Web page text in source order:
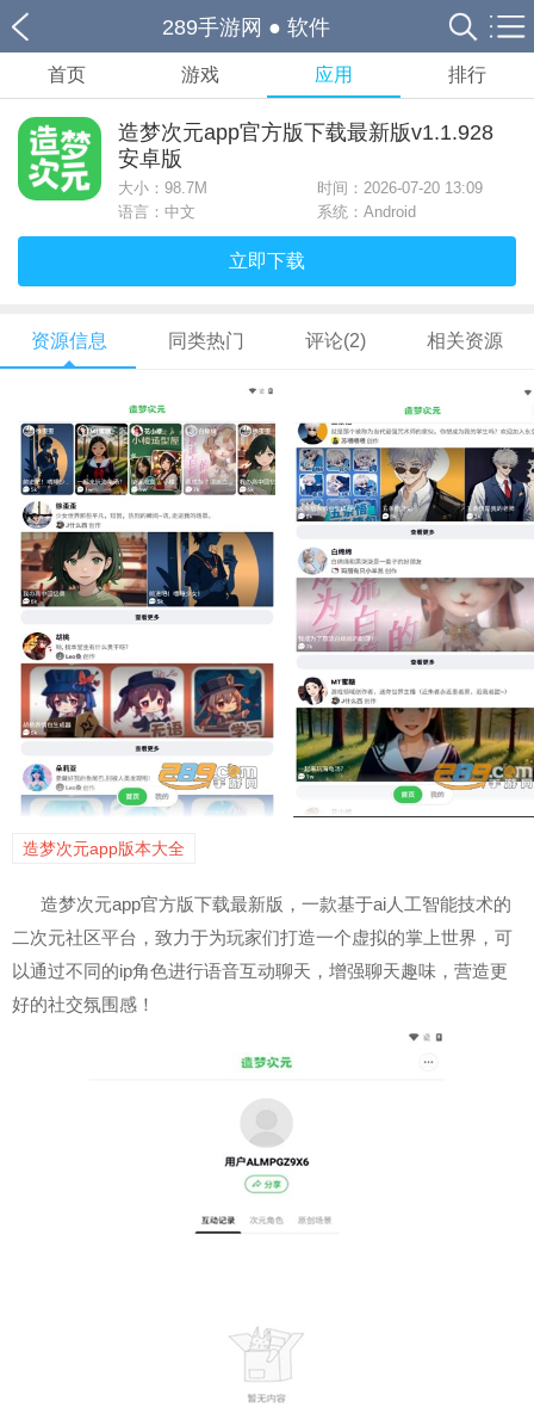
289手游网 ● 软件
首页 游戏 应用 排行
造梦次元app官方版下载最新版v1.1.928
安卓版
大小： 98.7M
时间：2026-07-20 13:09
语言：中文
系统：Android
立即下载
资源信息 同类热门 评论(2) 相关资源
造梦次元app版本大全
造梦次元app官方版下载最新版，一款基于ai人工智能技术的
二次元社区平台，致力于为玩家们打造一个虚拟的掌上世界，可
以通过不同的ip角色进行语音互动聊天，增强聊天趣味，营造更
好的社交氛围感！